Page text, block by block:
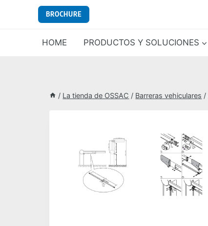
BROCHURE
HOME PRODUCTOS Y SOLUCIONES
/ La tienda de OSSAC / Barreras vehiculares /